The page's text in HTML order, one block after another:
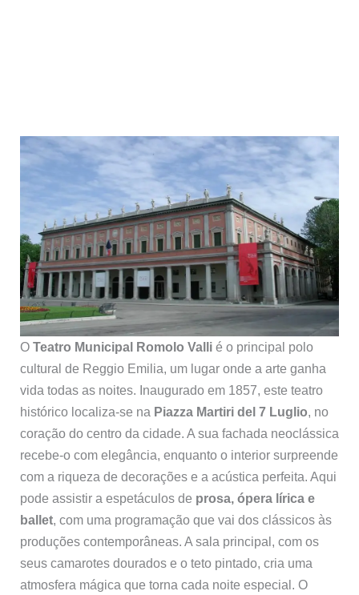
O Teatro Municipal Romolo Vallié o principal polo
cultural de Reggio Emilia, um lugar onde a arte ganha
vida todas as noites. Inaugurado em 1857, este teatro
histórico localiza-se na Piazza Martiri del 7 Luglio, no
coração do centro da cidade. A sua fachada neoclássica
recebe-o com elegância, enquanto o interior surpreende
com a riqueza de decorações e a acústica perfeita. Aqui
pode assistir a espetáculos de prosa, ópera lírica e
ballet, com uma programação que vai dos clássicos às
produções contemporâneas. A sala principal, com os
seus camarotes dourados e o teto pintado, cria uma
atmosfera mágica que torna cada noite especial. O